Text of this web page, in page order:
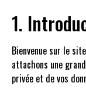
1.
Bienvenue sur le
attachons une
privée et de vos